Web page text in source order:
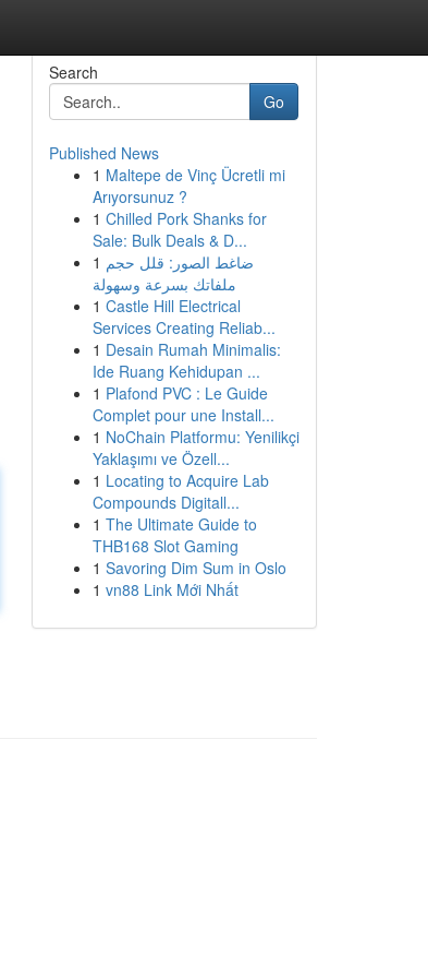
Search
Go
Published News
1 Maltepe de Vinç Ücretli mi
Arıyorsunuz ?
1 Chilled Pork Shanks for
Sale: Bulk Deals & D...
1 ضاغط الصور: قلل حجم
ملفاتك بسرعة وسهولة
1 Castle Hill Electrical
Services Creating Reliab...
1 Desain Rumah Minimalis:
Ide Ruang Kehidupan ...
1 Plafond PVC : Le Guide
Complet pour une Install...
1 NoChain Platformu: Yenilikçi
Yaklaşımı ve Özell...
1 Locating to Acquire Lab
Compounds Digitall...
1 The Ultimate Guide to
THB168 Slot Gaming
1 Savoring Dim Sum in Oslo
1 vn88 Link Mới Nhất